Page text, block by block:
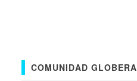
COMUNIDAD GLOBERA